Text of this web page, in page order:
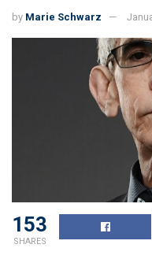
by Marie Schwarz
153
SHARES